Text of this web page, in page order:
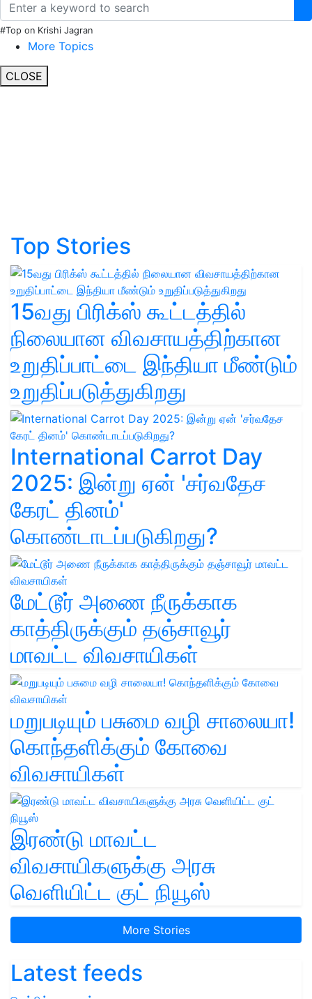
#Top on Krishi Jagran
More Topics
CLOSE
Top Stories
15வது பிரிக்ஸ் கூட்டத்தில்
நிலையான விவசாயத்திற்கான
உறுதிப்பாட்டை இந்தியா மீண்டும்
உறுதிப்படுத்துகிறது
International Carrot Day
2025: இன்று ஏன் 'சர்வதேச
கேரட் தினம்'
கொண்டாடப்படுகிறது?
மேட்டூர் அணை நீருக்காக
காத்திருக்கும் தஞ்சாவூர்
மாவட்ட விவசாயிகள்
மறுபடியும் பசுமை வழி சாலையா!
கொந்தளிக்கும் கோவை
விவசாயிகள்
இரண்டு மாவட்ட
விவசாயிகளுக்கு அரசு
வெளியிட்ட குட் நியூஸ்
More Stories
Latest feeds